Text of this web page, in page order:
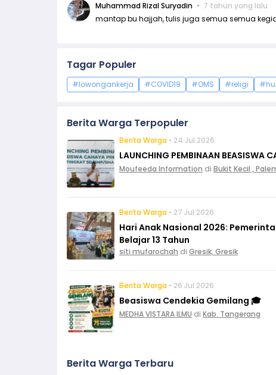
Muhammad Rizal Suryadin
7 tahun yang lalu
mantap bu hajjah, tulis juga semua semua
Tagar Populer
#lowongankerja #COVID19 #OMS #religi
Berita Warga Terpopuler
Berita Warga • 24 Jul 2026
LAUNCHING PEMBINAAN BEASISWA
Moufeeda Information di Bukit Kecil ,
Berita Warga • 27 Jul 2026
Hari Anak Nasional 2026:
Belajar 13 Tahun
siti mufarochah di Gresik, Gresik
Berita Warga • 26 Jul 2026
Beasiswa Cendekia Gemilang 🎓
MEDHA VISTARA ILMU di Kab. Tangerang
Berita Warga Terbaru